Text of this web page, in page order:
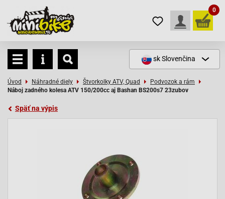
0
skSlovenčina
Úvod Náhradné diely Štvorkolky ATV, Quad
Podvozok a rám
Náboj zadného kolesa ATV 150/200cc aj Bashan BS200s7 23zubov
Späť na výpis